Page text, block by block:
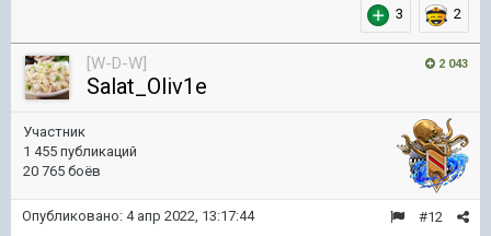
3 2
2 043
[W-D-W]
Salat_Oliv1e
Участник
1 455 публикаций
20 765 боёв
#12
Опубликовано: 4 апр 2022, 13:17:44